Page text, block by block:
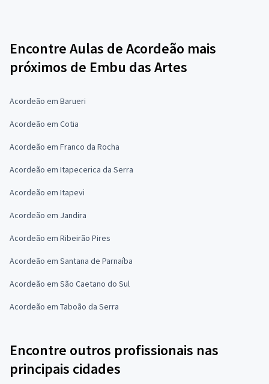
Encontre Aulas de Acordeão mais
próximos de Embu das Artes
Acordeão em Barueri
Acordeão em Cotia
Acordeão em Franco da Rocha
Acordeão em Itapecerica da Serra
Acordeão em Itapevi
Acordeão em Jandira
Acordeão em Ribeirão Pires
Acordeão em Santana de Parnaíba
Acordeão em São Caetano do Sul
Acordeão em Taboão da Serra
Encontre outros profissionais nas
principais cidades